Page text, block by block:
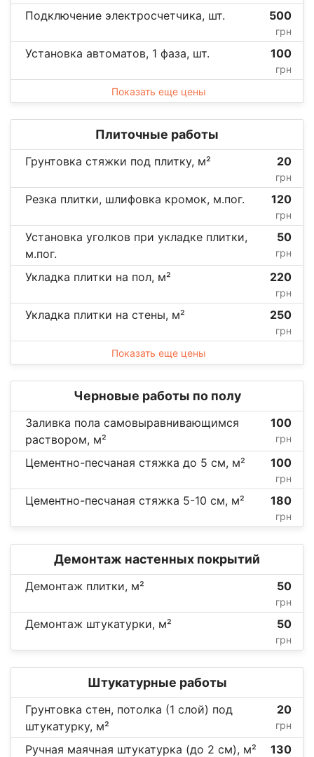
Подключение электросчетчика, шт. 500
грн
Установка автоматов, 1 фаза, шт. 100
грн
Показать еще цены
Плиточные работы
Грунтовка стяжки под плитку, м² 20
грн
Резка плитки, шлифовка кромок, м.пог. 120
грн
Установка уголков при укладке плитки,
м.пог.
50
грн
Укладка плитки на пол, м² 220
грн
Укладка плитки на стены, м² 250
грн
Показать еще цены
Черновые работы по полу
Заливка пола самовыравнивающимся
раствором, м²
100
грн
Цементно-песчаная стяжка до 5 см, м² 100
грн
Цементно-песчаная стяжка 5-10 см, м² 180
грн
Демонтаж настенных покрытий
Демонтаж плитки, м² 50
грн
Демонтаж штукатурки, м² 50
грн
Штукатурные работы
Грунтовка стен, потолка (1 слой) под
штукатурку, м²
20
грн
Ручная маячная штукатурка (до 2 см), м² 130